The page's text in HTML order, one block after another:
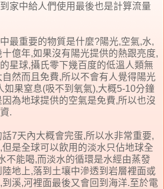
家中給人們使用最後也是計算流量
最重要的物質是什麼?陽光,空氣,水,
億年,如果沒有陽光提供的熱跟亮度,
星球,攝氏零下幾百度的低溫人類無
然而且免費,所以不會有人覺得陽光
如果窒息(吸不到氧氣),大概5-10分鐘
為地球提供的空氣是免費,所以也沒
.
7天內大概會完蛋,所以水非常重要,
是全球可以飲用的淡水只佔地球全
不能喝,而淡水的循環是水經由蒸發
地上,落到土壤中滲透到岩層裡面或
溪,河裡面最後又會回到海洋.至於電